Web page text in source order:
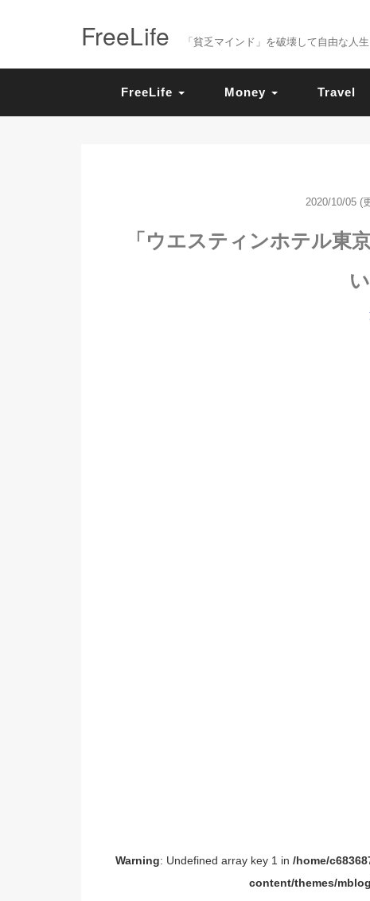
FreeLife 「貧乏マインド」を破壊して自由な
FreeLife Money Travel
2020/10/05 (
「ウエスティンホテル東
Warning: Undefined array key 1 in /home/
content/themes/